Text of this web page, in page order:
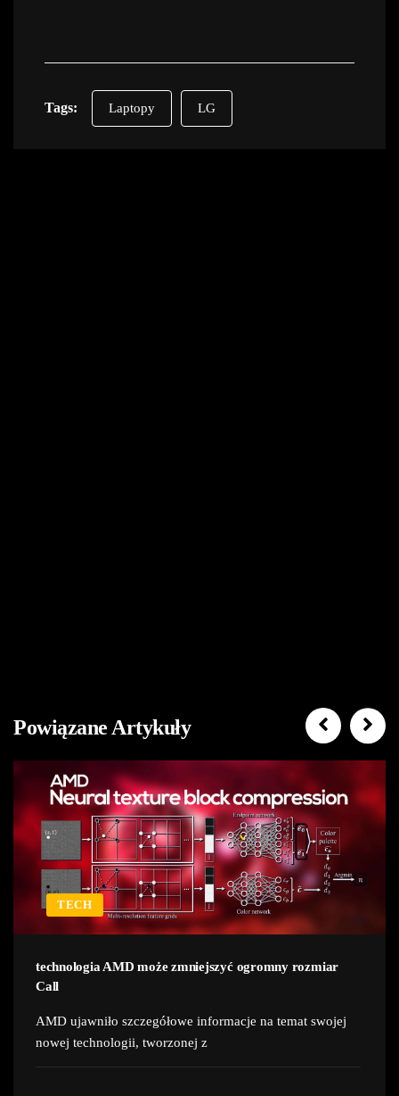
Tags: Laptopy LG
Powiązane Artykuły
TECH
technologia AMD może zmniejszyć ogromny rozmiar
Call
AMD ujawniło szczegółowe informacje na temat swojej
nowej technologii, tworzonej z